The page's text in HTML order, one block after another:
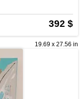
392 $
19.69 x 27.56 in